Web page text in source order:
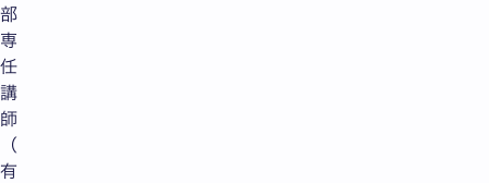
部
専
任
講
師
（
有